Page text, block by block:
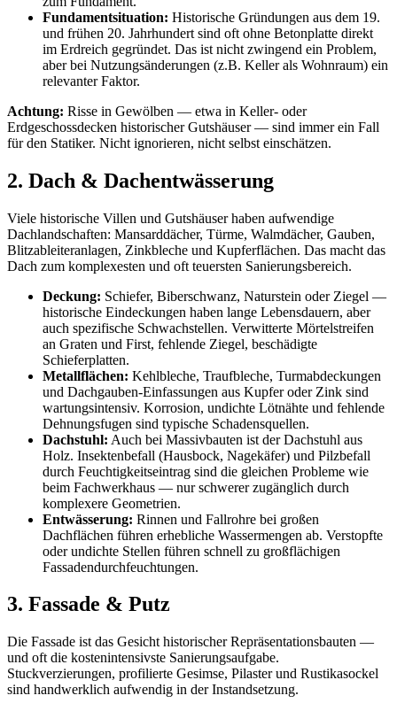
Fundamentsituation: Historische Gründungen aus dem 19.
und frühen 20. Jahrhundert sind oft ohne Betonplatte direkt
im Erdreich gegründet. Das ist nicht zwingend ein Problem,
aber bei Nutzungsänderungen (z.B. Keller als Wohnraum) ein
relevanter Faktor.
Achtung: Risse in Gewölben — etwa in Keller- oder
Erdgeschossdecken historischer Gutshäuser — sind immer ein Fall
für den Statiker. Nicht ignorieren, nicht selbst einschätzen.
2. Dach & Dachentwässerung
Viele historische Villen und Gutshäuser haben aufwendige
Dachlandschaften: Mansarddächer, Türme, Walmdächer, Gauben,
Blitzableiteranlagen, Zinkbleche und Kupferflächen. Das macht das
Dach zum komplexesten und oft teuersten Sanierungsbereich.
Deckung: Schiefer, Biberschwanz, Naturstein oder Ziegel —
historische Eindeckungen haben lange Lebensdauern, aber
auch spezifische Schwachstellen. Verwitterte Mörtelstreifen
an Graten und First, fehlende Ziegel, beschädigte
Schieferplatten.
Metallflächen: Kehlbleche, Traufbleche, Turmabdeckungen
und Dachgauben-Einfassungen aus Kupfer oder Zink sind
wartungsintensiv. Korrosion, undichte Lötnähte und fehlende
Dehnungsfugen sind typische Schadensquellen.
Dachstuhl: Auch bei Massivbauten ist der Dachstuhl aus
Holz. Insektenbefall (Hausbock, Nagekäfer) und Pilzbefall
durch Feuchtigkeitseintrag sind die gleichen Probleme wie
beim Fachwerkhaus — nur schwerer zugänglich durch
komplexere Geometrien.
Entwässerung: Rinnen und Fallrohre bei großen
Dachflächen führen erhebliche Wassermengen ab. Verstopfte
oder undichte Stellen führen schnell zu großflächigen
Fassadendurchfeuchtungen.
3. Fassade & Putz
Die Fassade ist das Gesicht historischer Repräsentationsbauten —
und oft die kostenintensivste Sanierungsaufgabe.
Stuckverzierungen, profilierte Gesimse, Pilaster und Rustikasockel
sind handwerklich aufwendig in der Instandsetzung.